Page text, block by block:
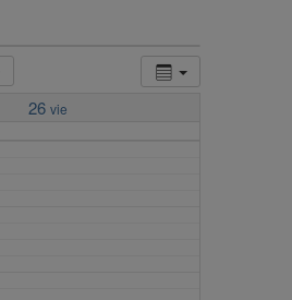
26 vie